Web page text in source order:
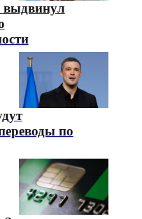
по